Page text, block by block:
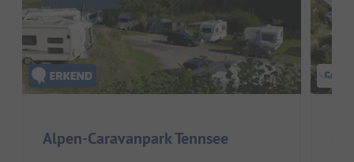
Alpen-Caravanpark Tennsee